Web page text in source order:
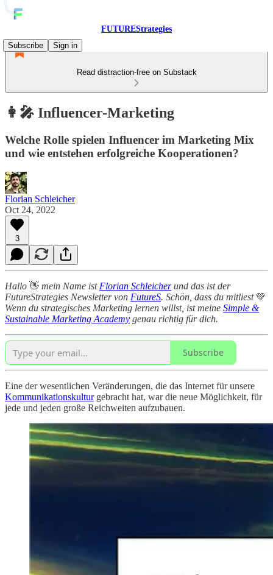
FUTUREStrategies
Subscribe
Sign in
Read distraction-free on Substack
👩‍🎤 Influencer-Marketing
Welche Rolle spielen Influencer im Marketing Mix
und wie entstehen erfolgreiche Kooperationen?
Florian Schleicher
Oct 24, 2022
3
Hallo 👋 mein Name ist Florian Schleicherund das ist der
FutureStrategies Newsletter von FutureS. Schön, dass du mitliest💚
Wenn du strategisches Marketing lernen willst, ist meine Simple &
Sustainable Marketing Academy genau richtig für dich.
Subscribe
Eine der wesentlichen Veränderungen, die das Internet für unsere
Kommunikationskulturgebracht hat, war die neue Möglichkeit, für
jede und jeden große Reichweiten aufzubauen.